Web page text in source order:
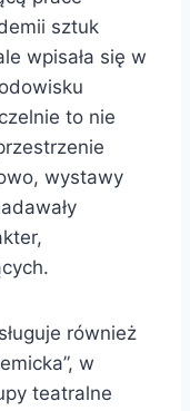
sztuk
wpisała się w
to nie
wystawy
również
w
teatralne